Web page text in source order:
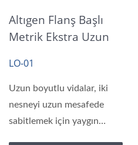
Altıgen Flanş Başlı
Metrik Ekstra Uzun
LO-01
Uzun boyutlu vidalar, iki
nesneyi uzun mesafede
sabitlemek için yaygın